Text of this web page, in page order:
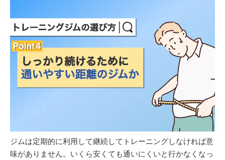
ジムは定期的に利用して継続してトレーニングしなければ意
味がありません。いくら安くても通いにくいと行かなくなっ